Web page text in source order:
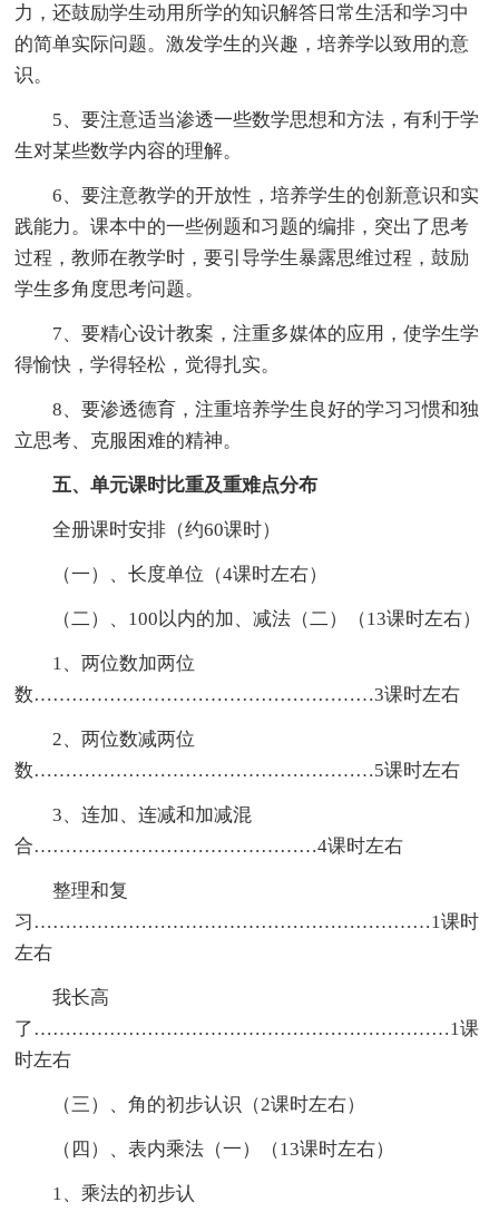
力，还鼓励学生动用所学的知识解答日常生活和学习中
的简单实际问题。激发学生的兴趣，培养学以致用的意
识。
5、要注意适当渗透一些数学思想和方法，有利于学
生对某些数学内容的理解。
6、要注意教学的开放性，培养学生的创新意识和实
践能力。课本中的一些例题和习题的编排，突出了思考
过程，教师在教学时，要引导学生暴露思维过程，鼓励
学生多角度思考问题。
7、要精心设计教案，注重多媒体的应用，使学生学
得愉快，学得轻松，觉得扎实。
8、要渗透德育，注重培养学生良好的学习习惯和独
立思考、克服困难的精神。
五、单元课时比重及重难点分布
全册课时安排（约60课时）
（一）、长度单位（4课时左右）
（二）、100以内的加、减法（二）（13课时左右）
1、两位数加两位
数………………………………………………3课时左右
2、两位数减两位
数………………………………………………5课时左右
3、连加、连减和加减混
合………………………………………4课时左右
整理和复
习………………………………………………………1课时
左右
我长高
了…………………………………………………………1课
时左右
（三）、角的初步认识（2课时左右）
（四）、表内乘法（一）（13课时左右）
1、乘法的初步认